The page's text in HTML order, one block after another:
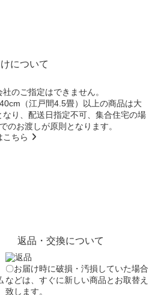
について
社のご指定はできません。
（江戸間4.5畳）以上の商品は大
なり、配送日指定不可、集合住宅の場
のお渡しが原則となります。
こちら
返品・交換について
〇お届け時に破損・汚損していた場合
などは、すぐに新しい商品とお取替え
致します。